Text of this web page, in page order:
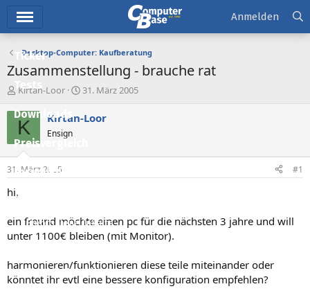
Ticker
Tests
Downloads
Preisvergleich
Forum
Aktuelles
Empfohlene Inhalte
Neueste Aktivitäten
Anmelden
Desktop-Computer: Kaufberatung
Zusammenstellung - brauche rat
E
s
e
e
Kirtan-Loor
E
s
t
31. März 2005
K Kirtan-Loor
Ensign
31. März 2005 #1
hi,
ein freund möchte einen pc für die nächsten 3 jahre und will
unter 1100€ bleiben (mit Monitor).
harmonieren/funktionieren diese teile miteinander oder
könntet ihr evtl eine bessere konfiguration empfehlen?